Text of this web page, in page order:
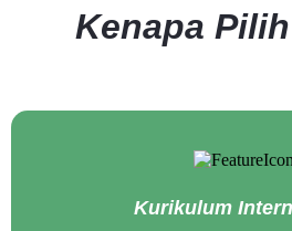
Kenapa
Kurikulum